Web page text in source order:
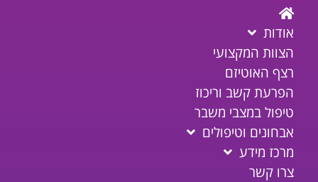
אודות
הצוות המקצועי
רצף האוטיזם
הפרעת קשב וריכוז
טיפול במצבי משבר
אבחונים וטיפולים
מרכז מידע
צרו קשר